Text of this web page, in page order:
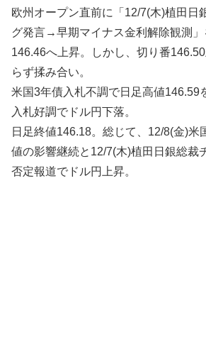
欧州オープン直前に「12/7(木)植田日
グ発言→早期マイナス金利解除観測
146.46へ上昇。しかし、切り番
らず揉み合い。
米国3年債入札不調で日足高値146.59
入札好調でドル円下落。
日足終値146.18。総じて、12/8(金)米
値の影響継続と12/7(木)植田日銀総裁
否定報道でドル円上昇。